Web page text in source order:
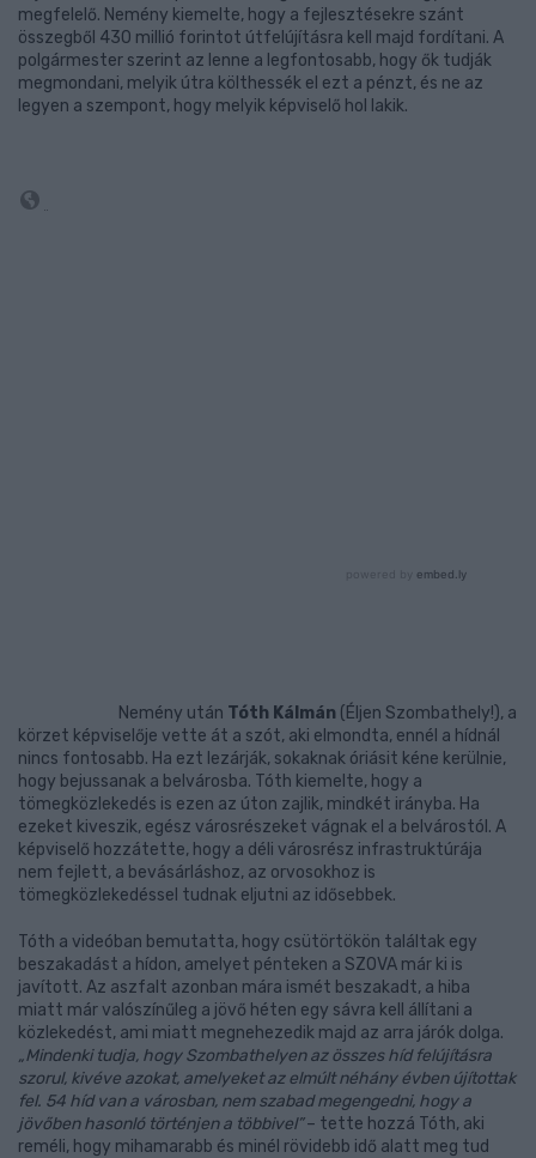
megfelelő. Nemény kiemelte, hogy a fejlesztésekre szánt
összegből 430 millió forintot útfelújításra kell majd fordítani. A
polgármester szerint az lenne a legfontosabb, hogy ők tudják
megmondani, melyik útra költhessék el ezt a pénzt, és ne az
legyen a szempont, hogy melyik képviselő hol lakik.
Nemény után Tóth Kálmán(Éljen Szombathely!), a
körzet képviselője vette át a szót, aki elmondta, ennél a hídnál
nincs fontosabb. Ha ezt lezárják, sokaknak óriásit kéne kerülnie,
hogy bejussanak a belvárosba. Tóth kiemelte, hogy a
tömegközlekedés is ezen az úton zajlik, mindkét irányba. Ha
ezeket kiveszik, egész városrészeket vágnak el a belvárostól. A
képviselő hozzátette, hogy a déli városrész infrastruktúrája
nem fejlett, a bevásárláshoz, az orvosokhoz is
tömegközlekedéssel tudnak eljutni az idősebbek.
Tóth a videóban bemutatta, hogy csütörtökön találtak egy
beszakadást a hídon, amelyet pénteken a SZOVA már ki is
javított. Az aszfalt azonban mára ismét beszakadt, a hiba
miatt már valószínűleg a jövő héten egy sávra kell állítani a
közlekedést, ami miatt megnehezedik majd az arra járók dolga.
„Mindenki tudja, hogy Szombathelyen az összes híd felújításra
szorul, kivéve azokat, amelyeket az elmúlt néhány évben újítottak
fel. 54 híd van a városban, nem szabad megengedni, hogy a
jövőben hasonló történjen a többivel”– tette hozzá Tóth, aki
reméli, hogy mihamarabb és minél rövidebb idő alatt meg tud